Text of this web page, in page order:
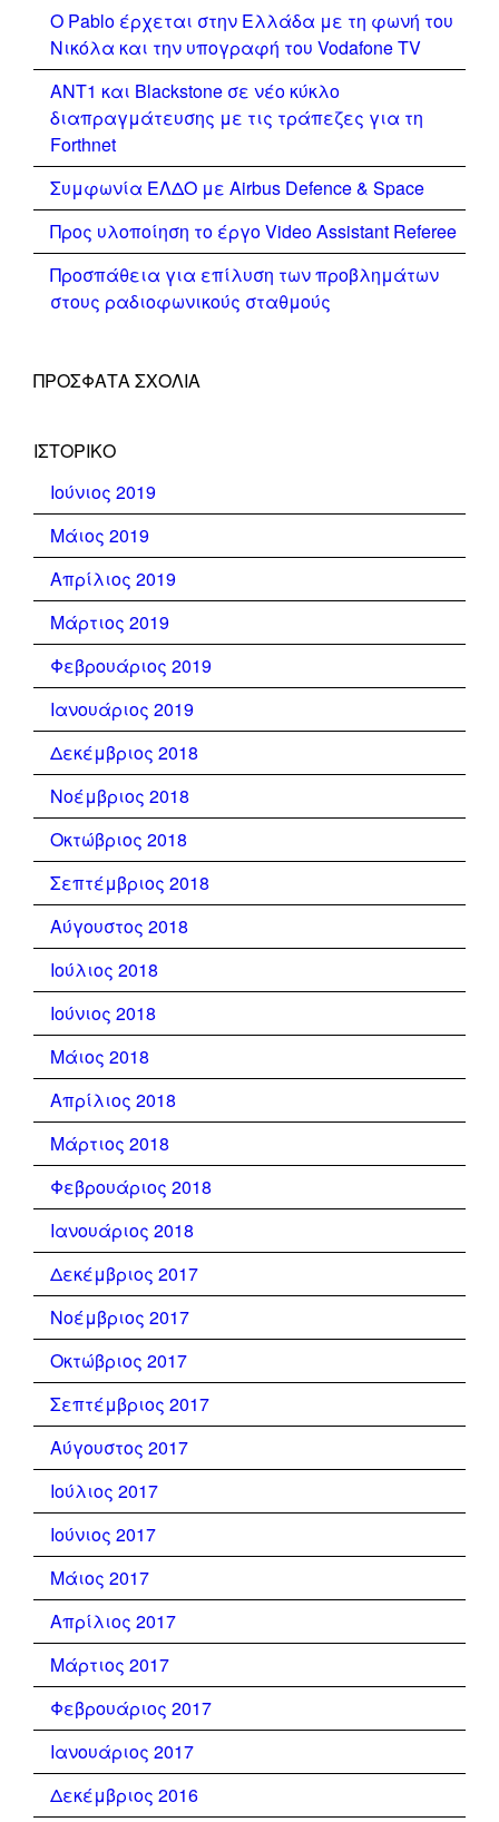
Ο Pablo έρχεται στην Ελλάδα με τη φωνή του
Νικόλα και την υπογραφή του Vodafone TV
ΑΝΤ1 και Blackstone σε νέο κύκλο
διαπραγμάτευσης με τις τράπεζες για τη
Forthnet
Συμφωνία ΕΛΔΟ με Airbus Defence & Space
Προς υλοποίηση το έργο Video Assistant Referee
Προσπάθεια για επίλυση των προβλημάτων
στους ραδιοφωνικούς σταθμούς
ΠΡΌΣΦΑΤΑ ΣΧΌΛΙΑ
ΙΣΤΟΡΙΚΌ
Ιούνιος 2019
Μάιος 2019
Απρίλιος 2019
Μάρτιος 2019
Φεβρουάριος 2019
Ιανουάριος 2019
Δεκέμβριος 2018
Νοέμβριος 2018
Οκτώβριος 2018
Σεπτέμβριος 2018
Αύγουστος 2018
Ιούλιος 2018
Ιούνιος 2018
Μάιος 2018
Απρίλιος 2018
Μάρτιος 2018
Φεβρουάριος 2018
Ιανουάριος 2018
Δεκέμβριος 2017
Νοέμβριος 2017
Οκτώβριος 2017
Σεπτέμβριος 2017
Αύγουστος 2017
Ιούλιος 2017
Ιούνιος 2017
Μάιος 2017
Απρίλιος 2017
Μάρτιος 2017
Φεβρουάριος 2017
Ιανουάριος 2017
Δεκέμβριος 2016